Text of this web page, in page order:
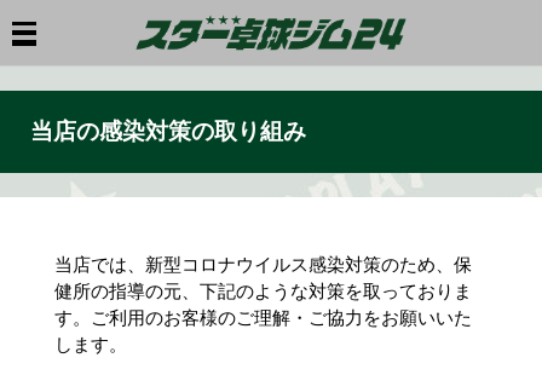
当店の感染対策の取り組み
当店では、新型コロナウイルス感染対策のため、保
健所の指導の元、下記のような対策を取っておりま
す。ご利用のお客様のご理解・ご協力をお願いいた
します。